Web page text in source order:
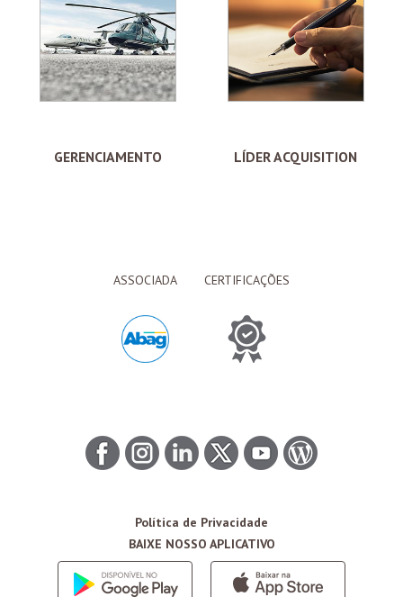
GERENCIAMENTO LÍDER ACQUISITION
ASSOCIADA CERTIFICAÇÕES
Política de Privacidade
BAIXE NOSSO APLICATIVO